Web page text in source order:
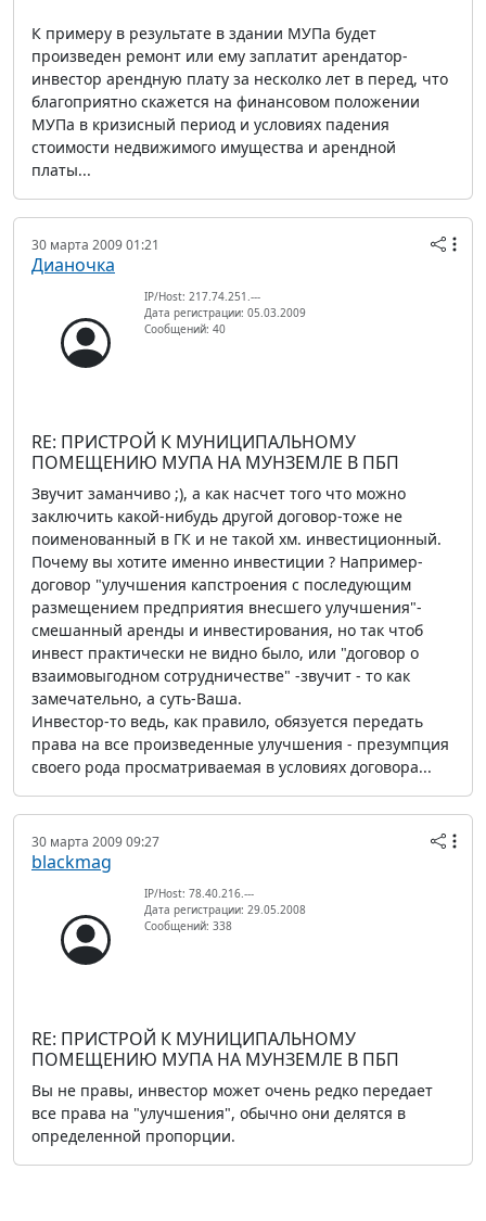
К примеру в результате в здании МУПа будет
произведен ремонт или ему заплатит арендатор-
инвестор арендную плату за несколко лет в перед, что
благоприятно скажется на финансовом положении
МУПа в кризисный период и условиях падения
стоимости недвижимого имущества и арендной
платы...
30 марта 2009 01:21
Дианочка
IP/Host: 217.74.251.---
Дата регистрации: 05.03.2009
Сообщений: 40
RE: ПРИСТРОЙ К МУНИЦИПАЛЬНОМУ
ПОМЕЩЕНИЮ МУПА НА МУНЗЕМЛЕ В ПБП
Звучит заманчиво ;), а как насчет того что можно
заключить какой-нибудь другой договор-тоже не
поименованный в ГК и не такой хм. инвестиционный.
Почему вы хотите именно инвестиции ? Например-
договор "улучшения капстроения с последующим
размещением предприятия внесшего улучшения"-
смешанный аренды и инвестирования, но так чтоб
инвест практически не видно было, или "договор о
взаимовыгодном сотрудничестве" -звучит - то как
замечательно, а суть-Ваша.
Инвестор-то ведь, как правило, обязуется передать
права на все произведенные улучшения - презумпция
своего рода просматриваемая в условиях договора...
30 марта 2009 09:27
blackmag
IP/Host: 78.40.216.---
Дата регистрации: 29.05.2008
Сообщений: 338
RE: ПРИСТРОЙ К МУНИЦИПАЛЬНОМУ
ПОМЕЩЕНИЮ МУПА НА МУНЗЕМЛЕ В ПБП
Вы не правы, инвестор может очень редко передает
все права на "улучшения", обычно они делятся в
определенной пропорции.